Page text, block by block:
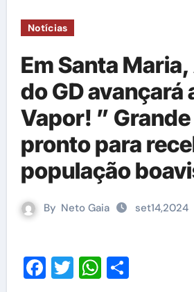
Notícias
Em Santa
do GD avançará
Vapor! ”
pronto para
população
By Neto Gaia set14,2024
Facebook
TwitterWhatsApp
Share